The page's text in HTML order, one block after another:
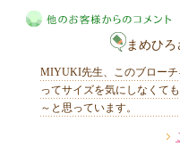
MIYUKI先生からのコメント
他のお客様からのコメント
まめひろ
MIYUKI先生、このブロー
ってサイズを気にしなくて
～と思っています。